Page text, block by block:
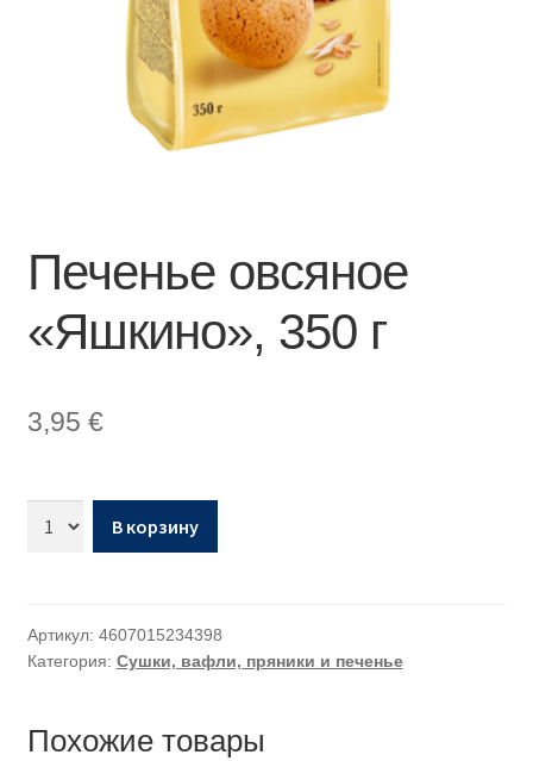
Печенье овсяное
«Яшкино», 350 г
3,95 €
В корзину
Артикул: 4607015234398
Категория: Сушки, вафли, пряники и печенье
Похожие товары